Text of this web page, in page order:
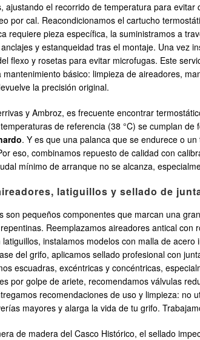
ajustando el recorrido de temperatura para
por cal. Reacondicionamos el cartucho
requiere pieza específica, la suministramos a
y estanqueidad tras el montaje. Una vez
flexo y rosetas para evitar microfugas. Este
básico: limpieza de aireadores,
la precisión original.
y Ambroz, es frecuente encontrar
de referencia (38 °C) se cumplan
. Y es que una palanca que se endurece o
eso, combinamos repuesto de calidad con
mínimo de arranque no se alcanza,
latiguillos y sellado de
son pequeños componentes que marcan una
Reemplazamos aireadores antical
instalamos modelos con malla de
del grifo, aplicamos sellado profesional con
escuadras, excéntricas y concéntricas,
por golpe de ariete, recomendamos válvulas
recomendaciones de uso y limpieza: no
mayores y alarga la vida de tu grifo.
de madera del Casco Histórico, el sellado